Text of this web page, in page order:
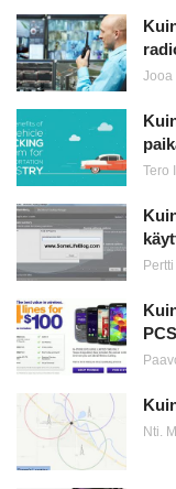
Jooa
Tero
Nti.